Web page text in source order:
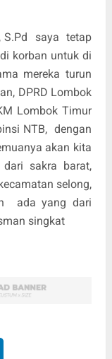
S.Pd saya tetap
korban untuk di
mereka turun
DPRD Lombok
Lombok Timur
NTB, dengan
akan kita
sakra barat,
selong,
ada yang dari
singkat